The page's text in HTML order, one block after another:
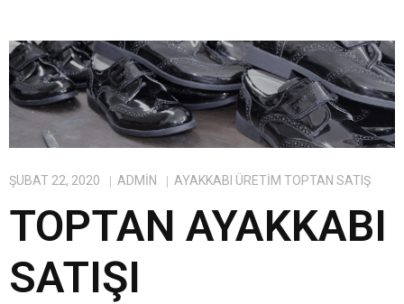
ŞUBAT 22, 2020 ADMIN AYAKKABI ÜRETIM TOPTAN SATIŞ
TOPTAN AYAKKABI
SATIŞI